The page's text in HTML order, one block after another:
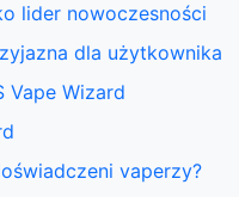
lider nowoczesności
dla użytkownika
Wizard
vaperzy?